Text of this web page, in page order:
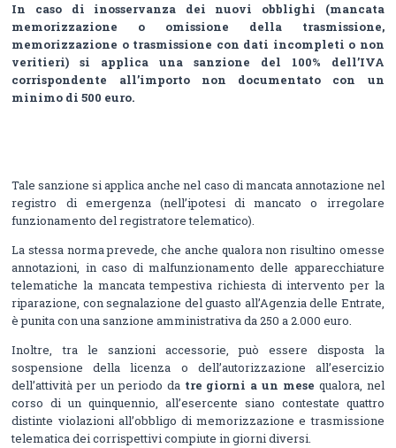
In caso di inosservanza dei nuovi obblighi (mancata
memorizzazione o omissione della trasmissione,
memorizzazione o trasmissione con dati incompleti o non
veritieri) si applica una sanzione del 100% dell’IVA
corrispondente all’importo non documentato con un
minimo di 500 euro.
Tale sanzione si applica anche nel caso di mancata annotazione nel
registro di emergenza (nell’ipotesi di mancato o irregolare
funzionamento del registratore telematico).
La stessa norma prevede, che anche qualora non risultino omesse
annotazioni, in caso di malfunzionamento delle apparecchiature
telematiche la mancata tempestiva richiesta di intervento per la
riparazione, con segnalazione del guasto all’Agenzia delle Entrate,
è punita con una sanzione amministrativa da 250 a 2.000 euro.
Inoltre, tra le sanzioni accessorie, può essere disposta la
sospensione della licenza o dell’autorizzazione all’esercizio
dell’attività per un periodo da tre giorni a un mese qualora, nel
corso di un quinquennio, all’esercente siano contestate quattro
distinte violazioni all’obbligo di memorizzazione e trasmissione
telematica dei corrispettivi compiute in giorni diversi.